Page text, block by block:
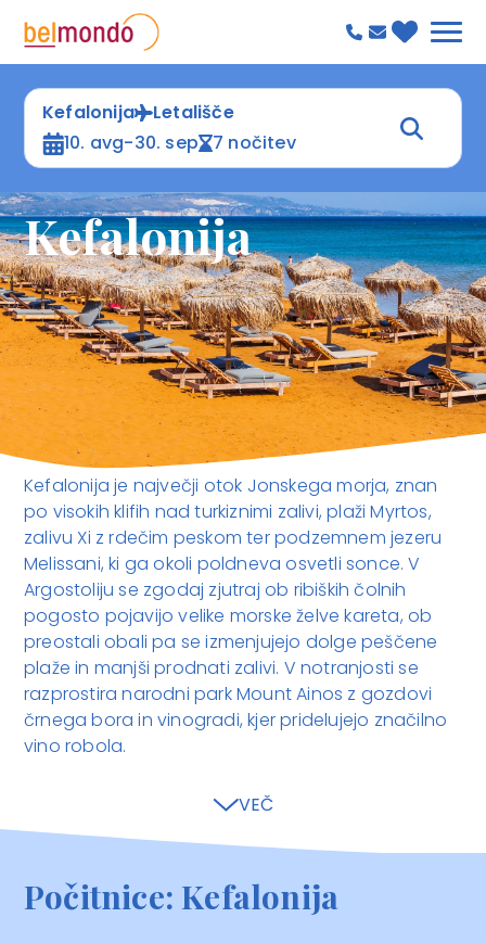
Kefalonija
Letališče
10. avg-30. sep
7 nočitev
Kefalonija
Kefalonija je največji otok Jonskega morja, znan
po visokih klifih nad turkiznimi zalivi, plaži Myrtos,
zalivu Xi z rdečim peskom ter podzemnem jezeru
Melissani, ki ga okoli poldneva osvetli sonce. V
Argostoliju se zgodaj zjutraj ob ribiških čolnih
pogosto pojavijo velike morske želve kareta, ob
preostali obali pa se izmenjujejo dolge peščene
plaže in manjši prodnati zalivi. V notranjosti se
razprostira narodni park Mount Ainos z gozdovi
črnega bora in vinogradi, kjer pridelujejo značilno
vino robola.
VEČ
Počitnice: Kefalonija